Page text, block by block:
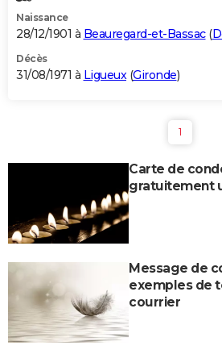
Naissance
28/12/1901 à Beauregard-et-Bassac(
Décès
31/08/1971 à Ligueux(Gironde)
1
Carte de
gratuitement
Message de
exemples de
courrier